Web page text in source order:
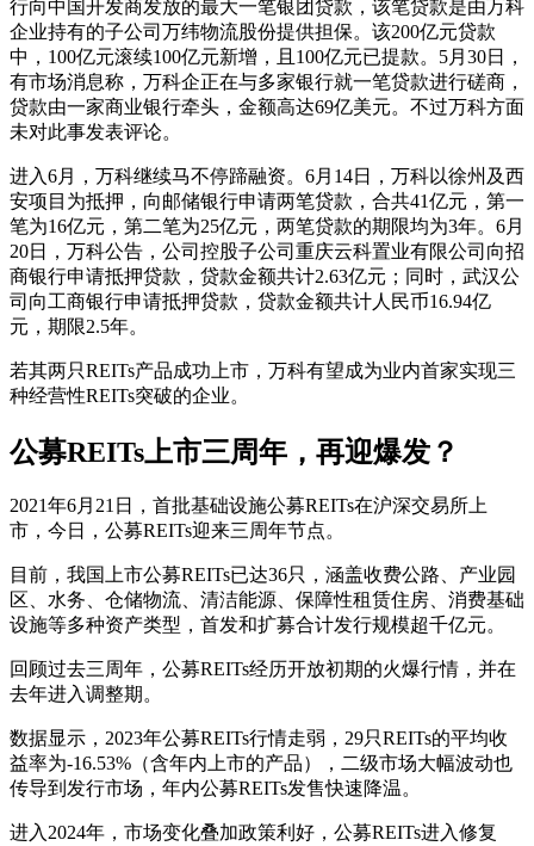
行向中国开发商发放的最大一笔银团贷款，该笔贷款是由万科
企业持有的子公司万纬物流股份提供担保。该200亿元贷款
中，100亿元滚续100亿元新增，且100亿元已提款。5月30日，
有市场消息称，万科企正在与多家银行就一笔贷款进行磋商，
贷款由一家商业银行牵头，金额高达69亿美元。不过万科方面
未对此事发表评论。
进入6月，万科继续马不停蹄融资。6月14日，万科以徐州及西
安项目为抵押，向邮储银行申请两笔贷款，合共41亿元，第一
笔为16亿元，第二笔为25亿元，两笔贷款的期限均为3年。6月
20日，万科公告，公司控股子公司重庆云科置业有限公司向招
商银行申请抵押贷款，贷款金额共计2.63亿元；同时，武汉公
司向工商银行申请抵押贷款，贷款金额共计人民币16.94亿
元，期限2.5年。
若其两只REITs产品成功上市，万科有望成为业内首家实现三
种经营性REITs突破的企业。
公募REITs上市三周年，再迎爆发？
2021年6月21日，首批基础设施公募REITs在沪深交易所上
市，今日，公募REITs迎来三周年节点。
目前，我国上市公募REITs已达36只，涵盖收费公路、产业园
区、水务、仓储物流、清洁能源、保障性租赁住房、消费基础
设施等多种资产类型，首发和扩募合计发行规模超千亿元。
回顾过去三周年，公募REITs经历开放初期的火爆行情，并在
去年进入调整期。
数据显示，2023年公募REITs行情走弱，29只REITs的平均收
益率为-16.53%（含年内上市的产品），二级市场大幅波动也
传导到发行市场，年内公募REITs发售快速降温。
进入2024年，市场变化叠加政策利好，公募REITs进入修复